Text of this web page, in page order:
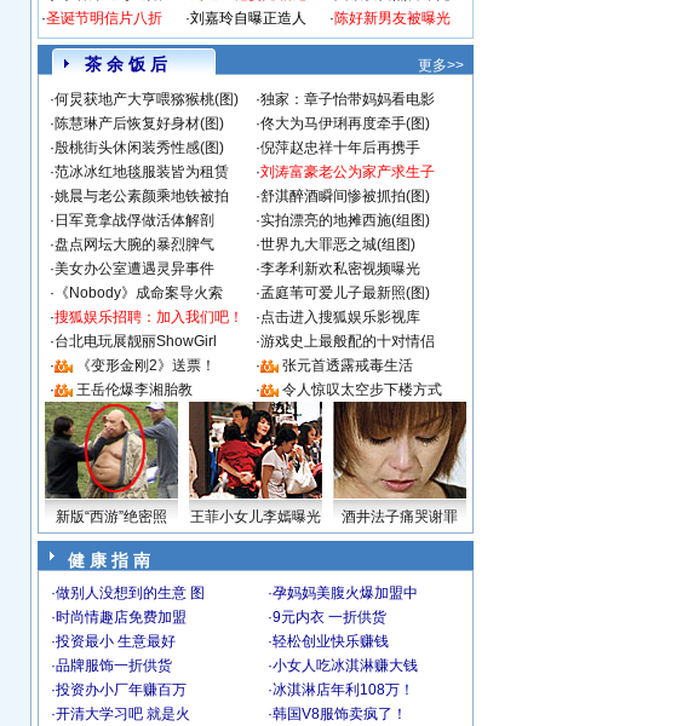
·圣诞节明信片八折
·刘嘉玲自曝正造人
·陈好新男友被曝光
茶 余 饭 后
更多>>
·何炅获地产大亨喂猕猴桃(图) ·独家：章子怡带妈妈看电影
·陈慧琳产后恢复好身材(图) ·佟大为马伊琍再度牵手(图)
·殷桃街头休闲装秀性感(图) ·倪萍赵忠祥十年后再携手
·范冰冰红地毯服装皆为租赁 ·刘涛富豪老公为家产求生子
·姚晨与老公素颜乘地铁被拍 ·舒淇醉酒瞬间惨被抓拍(图)
· 日军竟拿战俘做活体解剖 ·实拍漂亮的地摊西施(组图)
·盘点网坛大腕的暴烈脾气 ·世界九大罪恶之城(组图)
·美女办公室遭遇灵异事件 ·李孝利新欢私密视频曝光
· 《Nobody》成命案导火索 ·孟庭苇可爱儿子最新照(图)
·搜狐娱乐招聘：加入我们吧！ ·点击进入搜狐娱乐影视库
·台北电玩展靓丽ShowGirl ·游戏史上最般配的十对情侣
·
《变形金刚2》送票！ ·
张元首透露戒毒生活
·
王岳伦爆李湘胎教 · 令人惊叹太空步下楼方式
新版“西游”绝密照 王菲小女儿李嫣曝光 酒井法子痛哭谢罪
健 康 指 南
·做别人没想到的生意 图 ·孕妈妈美腹火爆加盟中
·时尚情趣店免费加盟 ·9元内衣 一折供货
·投资最小 生意最好 ·轻松创业快乐赚钱
·品牌服饰一折供货 ·小女人吃冰淇淋赚大钱
·投资办小厂年赚百万 ·冰淇淋店年利108万！
·开清大学习吧 就是火 ·韩国V8服饰卖疯了！